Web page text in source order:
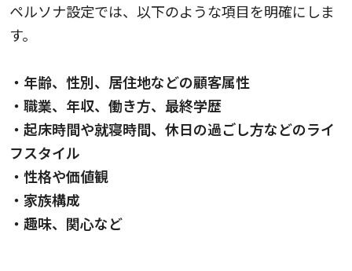
ペルソナ設定では、以下のような項目を明確にしま
す。
・年齢、性別、居住地などの顧客属性
・職業、年収、働き方、最終学歴
・起床時間や就寝時間、休日の過ごし方などのライ
フスタイル
・性格や価値観
・家族構成
・趣味、関心など